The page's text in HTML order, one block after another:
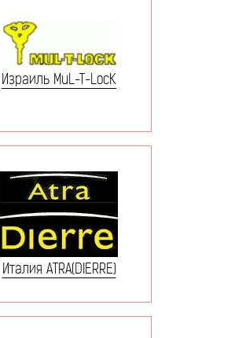
Израиль MuL-T-LocK
Италия ATRA(DIERRE)